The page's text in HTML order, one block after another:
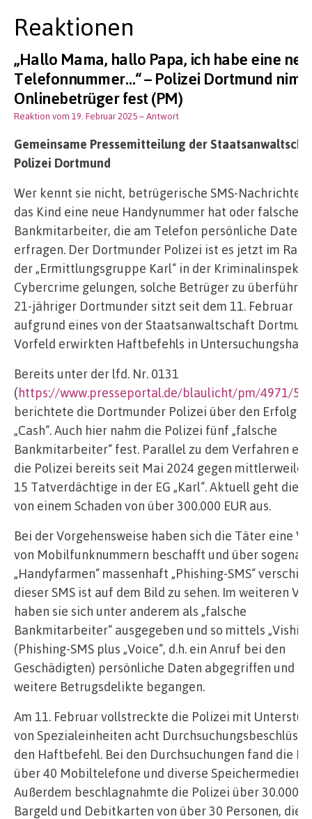
Reaktionen
„Hallo Mama, hallo Papa, ich habe eine
Telefonnummer…“ – Polizei Dortmund
Onlinebetrüger fest (PM)
Reaktion vom 19. Februar 2025– Antwort
Gemeinsame Pressemitteilung der
Polizei Dortmund
Wer kennt sie nicht, betrügerische SMS-Nachrichten,
das Kind eine neue Handynummer hat oder falsche
Bankmitarbeiter, die am Telefon persönliche Daten
erfragen. Der Dortmunder Polizei ist es jetzt im
der „Ermittlungsgruppe Karl“ in der
Cybercrime gelungen, solche Betrüger zu
21-jähriger Dortmunder sitzt seit dem 11. Februar
aufgrund eines von der Staatsanwaltschaft
Vorfeld erwirkten Haftbefehls in Untersuchungshaft.
Bereits unter der lfd. Nr. 0131
(https://www.presseportal.de/blaulicht/pm/4971/
berichtete die Dortmunder Polizei über den Erfolg
„Cash“. Auch hier nahm die Polizei fünf „falsche
Bankmitarbeiter“ fest. Parallel zu dem Verfahren
die Polizei bereits seit Mai 2024 gegen mittlerweile
15 Tatverdächtige in der EG „Karl“. Aktuell geht die
von einem Schaden von über 300.000 EUR aus.
Bei der Vorgehensweise haben sich die Täter eine
von Mobilfunknummern beschafft und über
„Handyfarmen“ massenhaft „Phishing-SMS“
dieser SMS ist auf dem Bild zu sehen. Im weiteren
haben sie sich unter anderem als „falsche
Bankmitarbeiter“ ausgegeben und so mittels
(Phishing-SMS plus „Voice“, d.h. ein Anruf bei den
Geschädigten) persönliche Daten abgegriffen und
weitere Betrugsdelikte begangen.
Am 11. Februar vollstreckte die Polizei mit
von Spezialeinheiten acht
den Haftbefehl. Bei den Durchsuchungen fand die
über 40 Mobiltelefone und diverse Speichermedien.
Außerdem beschlagnahmte die Polizei über 30.000
Bargeld und Debitkarten von über 30 Personen, die